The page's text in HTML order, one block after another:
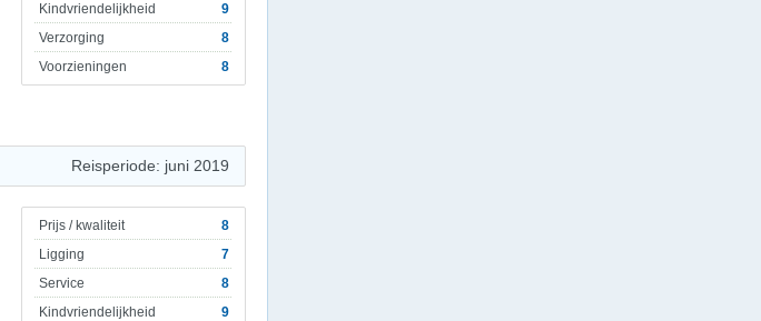
Kindvriendelijkheid
9
Verzorging
8
Voorzieningen
8
Reisperiode: juni 2019
Prijs / kwaliteit
8
Ligging
7
Service
8
Kindvriendelijkheid
9